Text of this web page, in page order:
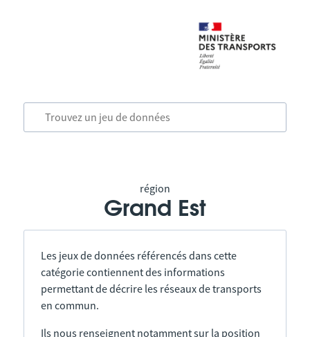
région
Grand Est
Les jeux de données référencés dans cette
catégorie contiennent des informations
permettant de décrire les réseaux de transports
en commun.
Ils nous renseignent notamment sur la position